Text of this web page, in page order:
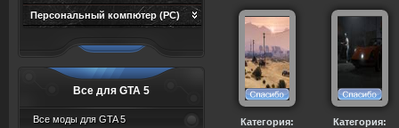
Персональный компютер (PC)
Все для GTA 5
Все моды для GTA 5
Категория:
Категория: